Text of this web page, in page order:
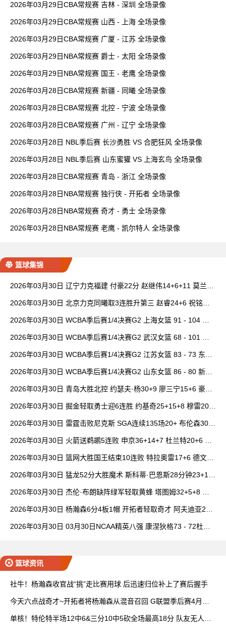
2026年03月29日CBA常规赛 吉林 - 深圳 全场录像
2026年03月29日CBA常规赛 山西 - 上海 全场录像
2026年03月29日CBA常规赛 广厦 - 江苏 全场录像
2026年03月29日NBA常规赛 爵士 - 太阳 全场录像
2026年03月29日NBA常规赛 国王 - 老鹰 全场录像
2026年03月28日CBA常规赛 新疆 - 同曦 全场录像
2026年03月28日CBA常规赛 北控 - 宁波 全场录像
2026年03月28日CBA常规赛 广州 - 辽宁 全场录像
2026年03月28日 NBL季后赛 长沙勇胜 VS 合肥狂风 全场录像
2026年03月28日 NBL季后赛 山东蜜獾 VS 上海玄鸟 全场录像
2026年03月28日CBA常规赛 青岛 - 浙江 全场录像
2026年03月28日NBA常规赛 独行侠 - 开拓者 全场录像
2026年03月28日NBA常规赛 奇才 - 勇士 全场录像
2026年03月28日NBA常规赛 老鹰 - 凯尔特人 全场录像
篮球集锦
2026年03月30日 辽宁力克福建 付豪22分 赵继伟14+6+11 莫兰德
2026年03月30日 北京力克同曦取3连胜升第三 赵睿24+6 祝铭震1
2026年03月30日 WCBA季后赛1/4决赛G2 上海女篮 91 - 104 四
2026年03月30日 WCBA季后赛1/4决赛G2 武汉女篮 68 - 101 山
2026年03月30日 WCBA季后赛1/4决赛G2 江苏女篮 83 - 73 东莞
2026年03月30日 WCBA季后赛1/4决赛G2 山东女篮 86 - 80 新疆
2026年03月30日 青岛大胜北控 约瑟夫·杨30+9 廖三宁15+6 豪斯
2026年03月30日 掘金轻取勇士迎6连胜 约基奇25+15+8 穆雷20+
2026年03月30日 雷霆击败尼克斯 SGA连续135场20+ 布伦森30分
2026年03月30日 火箭送鹈鹕5连败 申京36+14+7 杜兰特20+6 锡
2026年03月30日 篮网大胜国王结束10连败 特拉奥雷17+6 德文·
2026年03月30日 猛龙52分大胜魔术 斯科蒂·巴恩斯28分钟23+15
2026年03月30日 杰伦·布朗缺阵绿军轻取黄蜂 塔图姆32+5+8 普
2026年03月30日 杨瀚森6分4板1帽 开拓者轻取奇才 阿夫迪亚20+
2026年03月30日 03月30日NCAA精英八强 康涅狄格73 - 72杜克
篮球资讯
社牛！杨瀚森收官战“挑”走比赛用球 后迅速归位补上了赛后握手
今天六点战奇才~开拓者将杨瀚森从混音召回 G联盟季后赛4月开
单核！特伦特半场12中6&三分10中5砍全场最高18分 队友无人上